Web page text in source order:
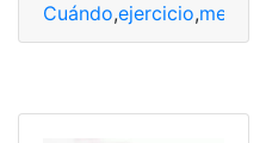
Cuándo,ejercicio,mejor